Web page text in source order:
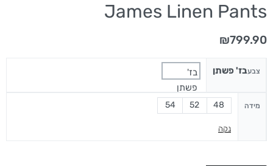
James Linen Pants
₪799.90
צבעבז' פשתן
בז'
פשתן
מידה 48
52
54
נקה